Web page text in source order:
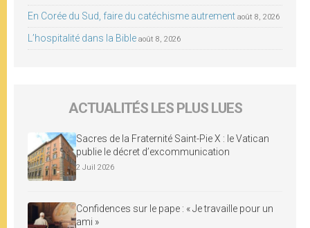
En Corée du Sud, faire du catéchisme autrement août 8, 2026
L’hospitalité dans la Bible août 8, 2026
ACTUALITÉS LES PLUS LUES
Sacres de la Fraternité Saint-Pie X : le Vatican
publie le décret d’excommunication
2 Juil 2026
Confidences sur le pape : « Je travaille pour un
ami »